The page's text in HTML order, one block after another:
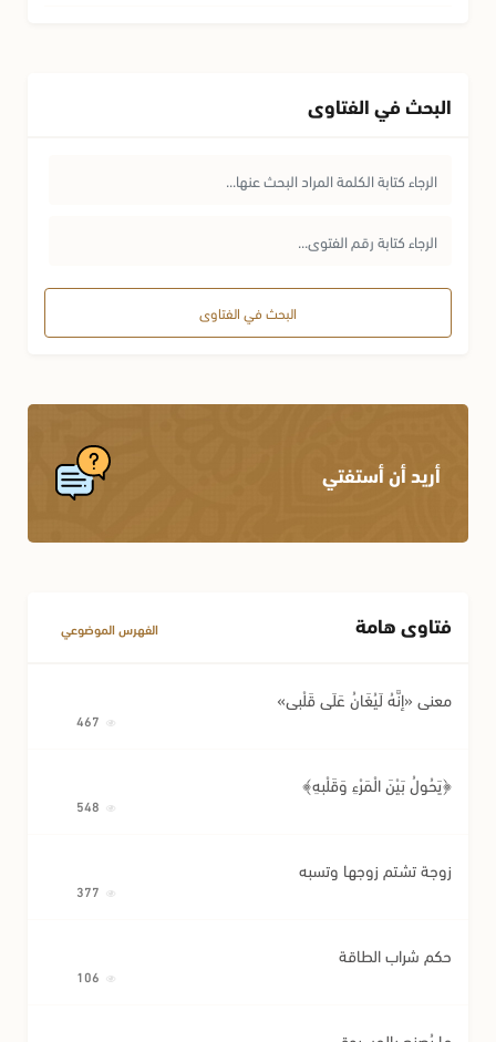
البحث في الفتاوى
البحث في الفتاوى
أريد أن أستفتي
فتاوى هامة الفهرس الموضوعي
معنى «إِنَّهُ لَيُغَانُ عَلَى قَلْبِي»
﴿يَحُولُ بَيْنَ الْمَرْءِ وَقَلْبِهِ﴾
زوجة تشتم زوجها وتسبه
حكم شراب الطاقة